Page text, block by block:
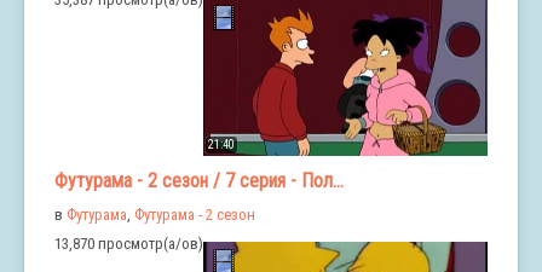
21:40
Футурама - 2 сезон / 7 серия - Пол...
в Футурама, Футурама - 2 сезон
13,870 просмотр(а/ов)